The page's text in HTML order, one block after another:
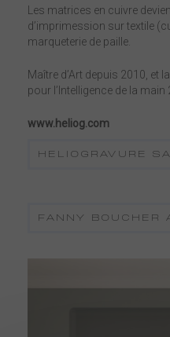
Les matrices en cuivre
d’imprimession sur textile
marqueterie de paille.
Maître d’Art depuis 2010, et
pour l’Intelligence de la main
www.heliog.com
HELIOGRAVURE
FANNY BOUCHER